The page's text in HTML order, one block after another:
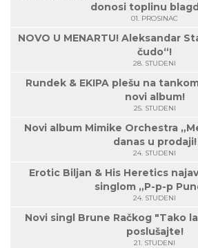
donosi toplinu
01. PROSINAC
NOVO U MENARTU! Aleksandar
čudo“!
28. STUDENI
Rundek & EKIPA plešu na
novi album!
25. STUDENI
Novi album Mimike Orchestra
danas u prodaji!
24. STUDENI
Erotic Biljan & His Heretics
singlom „P-p-p
24. STUDENI
Novi singl Brune Račkog "Tako
poslušajte!
21. STUDENI